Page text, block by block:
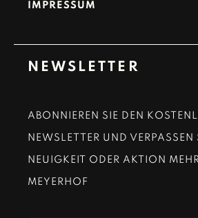
IMPRESSUM
NEWSLETTER
ABONNIEREN SIE DEN
NEWSLETTER UND VERPASSEN
NEUIGKEIT ODER AKTION
MEYERHOF